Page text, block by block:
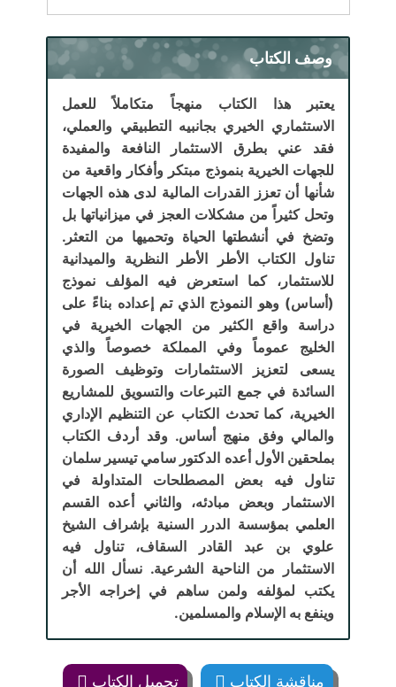
وصف الكتاب
يعتبر هذا الكتاب منهجاً متكاملاً للعمل
الاستثماري الخيري بجانبيه التطبيقي والعملي،
فقد عني بطرق الاستثمار النافعة والمفيدة
للجهات الخيرية بنموذج مبتكر وأفكار واقعية من
شأنها أن تعزز القدرات المالية لدى هذه الجهات
وتحل كثيراً من مشكلات العجز في ميزانياتها بل
وتضخ في أنشطتها الحياة وتحميها من التعثر.
تناول الكتاب الأطر الأطر النظرية والميدانية
للاستثمار، كما استعرض فيه المؤلف نموذج
(أساس) وهو النموذج الذي تم إعداده بناءً على
دراسة واقع الكثير من الجهات الخيرية في
الخليج عموماً وفي المملكة خصوصاً والذي
يسعى لتعزيز الاستثمارات وتوظيف الصورة
السائدة في جمع التبرعات والتسويق للمشاريع
الخيرية، كما تحدث الكتاب عن التنظيم الإداري
والمالي وفق منهج أساس. وقد أردف الكتاب
بملحقين الأول أعده الدكتور سامي تيسير سلمان
تناول فيه بعض المصطلحات المتداولة في
الاستثمار وبعض مبادئه، والثاني أعده القسم
العلمي بمؤسسة الدرر السنية بإشراف الشيخ
علوي بن عبد القادر السقاف، تناول فيه
الاستثمار من الناحية الشرعية. نسأل الله أن
يكتب لمؤلفه ولمن ساهم في إخراجه الأجر
وينفع به الإسلام والمسلمين.
مناقشة الكتاب تحميل الكتاب